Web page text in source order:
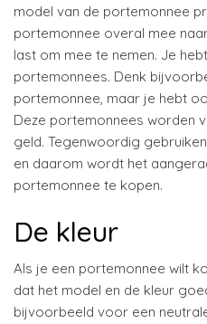
model van de portemonnee
portemonnee overal mee
last om mee te nemen. Je
portemonnees. Denk
portemonnee, maar je hebt
Deze portemonnees worden
geld. Tegenwoordig
en daarom wordt het
portemonnee te kopen.
De kleur
Als je een portemonnee wilt
dat het model en de kleur
bijvoorbeeld voor een